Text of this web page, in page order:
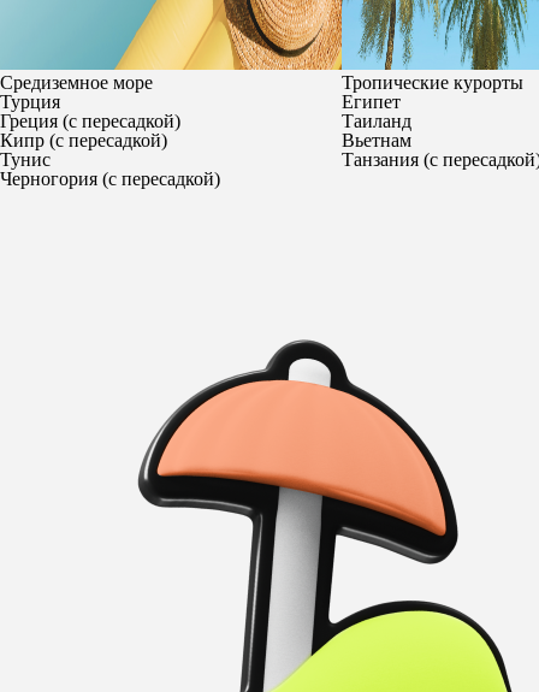
Средиземное море
Турция
Греция (с пересадкой)
Кипр (с пересадкой)
Тунис
Черногория (с пересадкой)
Тропические курорты
Египет
Таиланд
Вьетнам
Танзания (с